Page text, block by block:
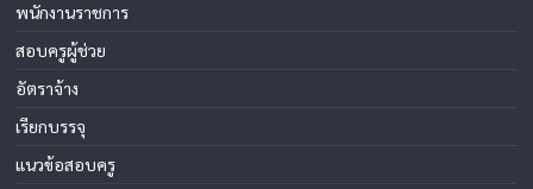
พนักงานราชการ
สอบครูผู้ช่วย
อัตราจ้าง
เรียกบรรจุ
แนวข้อสอบครู